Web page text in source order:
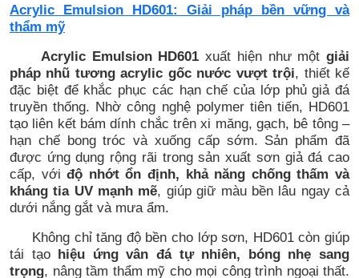
Acrylic Emulsion HD601: Giải pháp bền vững và
thẩm mỹ
Acrylic Emulsion HD601 xuất hiện như một giải
pháp nhũ tương acrylic gốc nước vượt trội, thiết kế
đặc biệt để khắc phục các hạn chế của lớp phủ giả đá
truyền thống. Nhờ công nghệ polymer tiên tiến, HD601
tạo liên kết bám dính chắc trên xi măng, gạch, bê tông –
hạn chế bong tróc và xuống cấp sớm. Sản phẩm đã
được ứng dụng rộng rãi trong sản xuất sơn giả đá cao
cấp, vớiđộ nhớt ổn định, khả năng chống thấm và
kháng tia UV mạnh mẽ, giúp giữ màu bền lâu ngay cả
dưới nắng gắt và mưa ẩm.
Không chỉ tăng độ bền cho lớp sơn, HD601 còn giúp
tái tạo hiệu ứng vân đá tự nhiên, bóng nhẹ sang
trọng, nâng tầm thẩm mỹ cho mọi công trình ngoại thất.